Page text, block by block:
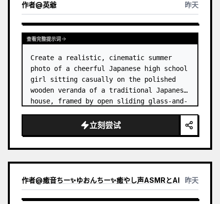
作者@英爺 昨天
查看完整提示词
Create a realistic, cinematic summer
photo of a cheerful Japanese high school
girl sitting casually on the polished
wooden veranda of a traditional Japanese
house, framed by open sliding glass-and-
style school uniform top w…
立刻尝试
作者@癒音ちー✨ゆおんちー✨癒やし声ASMRとAI 昨天